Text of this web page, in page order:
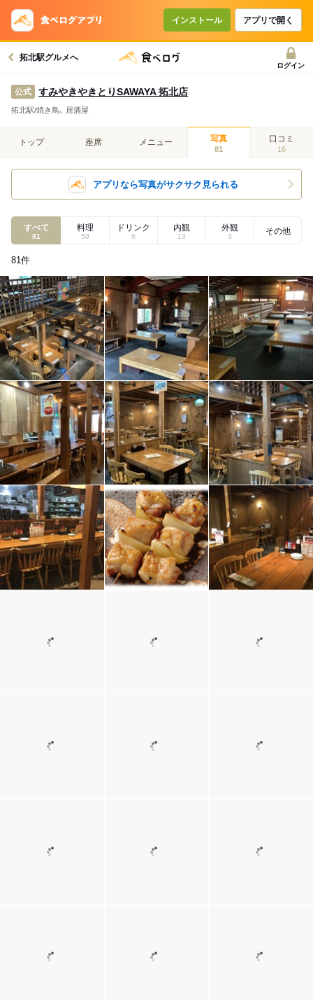
インストール アプリで開く
拓北駅グルメへ
ログイン
公式 すみやきやきとりSAWAYA 拓北店
拓北駅/焼き鳥､ 居酒屋
トップ 座席 メニュー 写真
81
口コミ
16
アプリなら写真がサクサク見られる
すべて
81
料理
59
ドリンク
6
内観
13
外観
3
その他
81件